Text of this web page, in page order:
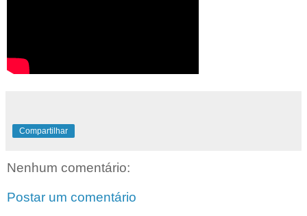
Compartilhar
Nenhum comentário:
Postar um comentário